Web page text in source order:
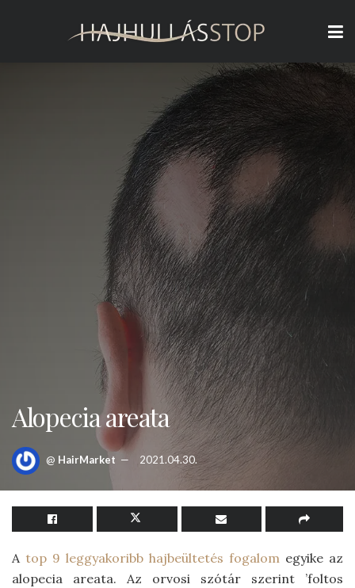
Alopecia areata
@ HairMarket 2021.04.30.
A top 9 leggyakoribb hajbeültetés fogalom egyike az
alopecia areata. Az orvosi szótár szerint ’foltos